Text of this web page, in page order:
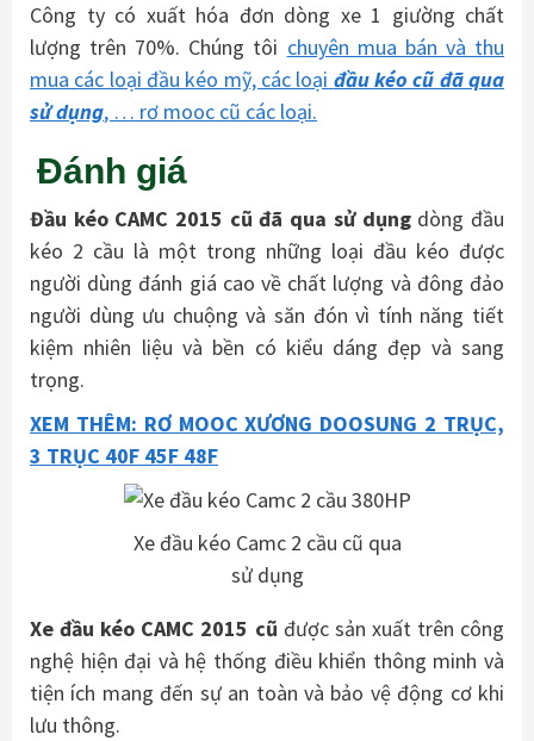
Công ty có xuất hóa đơn dòng xe 1 giường chất
lượng trên 70%. Chúng tôi chuyên mua bán và thu
mua các loại đầu kéo mỹ, các loại đầu kéo cũ đã qua
sử dụng, … rơ mooc cũ các loại.
Đánh giá
Đầu kéo CAMC 2015 cũ đã qua sử dụngdòng đầu
kéo 2 cầu là một trong những loại đầu kéo được
người dùng đánh giá cao về chất lượng và đông đảo
người dùng ưu chuộng và săn đón vì tính năng tiết
kiệm nhiên liệu và bền có kiểu dáng đẹp và sang
trọng.
XEM THÊM: RƠ MOOC XƯƠNG DOOSUNG 2 TRỤC,
3 TRỤC 40F 45F 48F
Xe đầu kéo Camc 2 cầu cũ qua
sử dụng
Xe đầu kéo CAMC 2015 cũ được sản xuất trên công
nghệ hiện đại và hệ thống điều khiển thông minh và
tiện ích mang đến sự an toàn và bảo vệ động cơ khi
lưu thông.